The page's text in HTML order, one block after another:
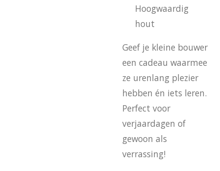
Hoogwaardig
hout
Geef je kleine bouwer
een cadeau waarmee
ze urenlang plezier
hebben én iets leren.
Perfect voor
verjaardagen of
gewoon als
verrassing!